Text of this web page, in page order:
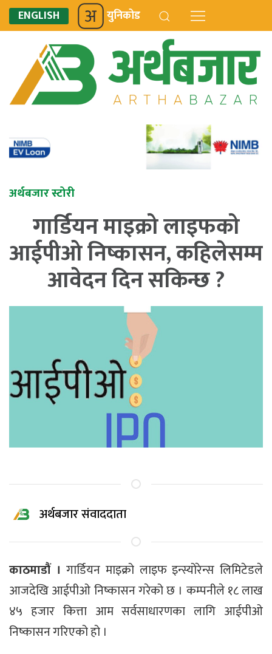
ENGLISH युनिकोड
अर्थबजार स्टोरी
गार्डियन माइक्रो लाइफको
आईपीओ निष्कासन, कहिलेसम्म
आवेदन दिन सकिन्छ ?
अर्थबजार संवाददाता
काठमाडौं । गार्डियन माइक्रो लाइफ इन्स्योरेन्स लिमिटेडले
आजदेखि आईपीओ निष्कासन गरेको छ । कम्पनीले १८ लाख
४५ हजार कित्ता आम सर्वसाधारणका लागि आईपीओ
निष्कासन गरिएको हो ।